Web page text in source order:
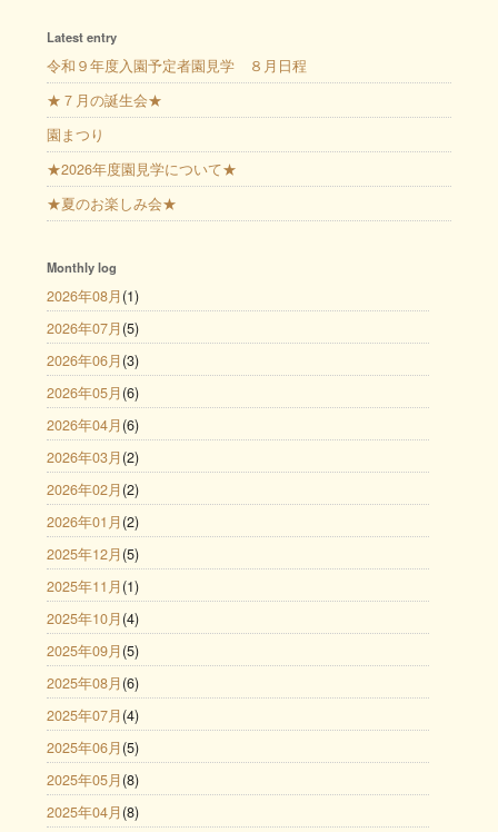
Latest entry
令和９年度入園予定者園見学 ８月日程
★７月の誕生会★
園まつり
★2026年度園見学について★
★夏のお楽しみ会★
Monthly log
2026年08月 (1)
2026年07月 (5)
2026年06月 (3)
2026年05月 (6)
2026年04月 (6)
2026年03月 (2)
2026年02月 (2)
2026年01月 (2)
2025年12月 (5)
2025年11月 (1)
2025年10月 (4)
2025年09月 (5)
2025年08月 (6)
2025年07月 (4)
2025年06月 (5)
2025年05月 (8)
2025年04月 (8)